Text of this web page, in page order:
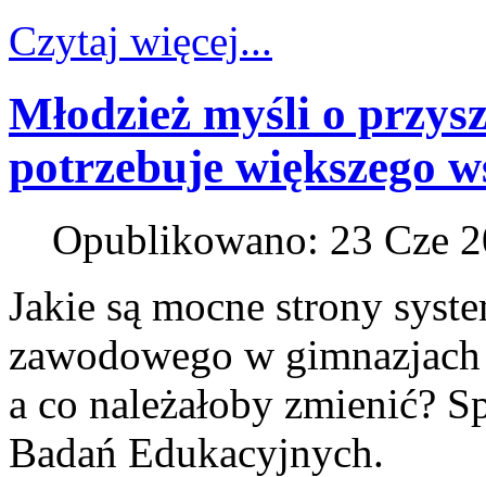
Czytaj więcej...
Młodzież myśli o
potrzebuje większego
Opublikowano: 23 Cze
Jakie są mocne strony
zawodowego w
a co należałoby zmienić?
Badań Edukacyjnych.